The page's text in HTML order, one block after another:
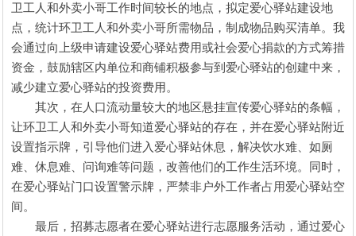
卫工人和外卖小哥工作时间较长的地点，拟定爱心驿站建设地
点，统计环卫工人和外卖小哥所需物品，制成物品购买清单。我
会通过向上级申请建设爱心驿站费用或社会爱心捐款的方式筹措
资金，鼓励辖区内单位和商铺积极参与到爱心驿站的创建中来，
减少建立爱心驿站的投资费用。
其次，在人口流动量较大的地区悬挂宣传爱心驿站的条幅，
让环卫工人和外卖小哥知道爱心驿站的存在，并在爱心驿站附近
设置指示牌，引导他们进入爱心驿站休息，解决饮水难、如厕
难、休息难、问询难等问题，改善他们的工作生活环境。同时，
在爱心驿站门口设置警示牌，严禁非户外工作者占用爱心驿站空
间。
最后，招募志愿者在爱心驿站进行志愿服务活动，通过爱心